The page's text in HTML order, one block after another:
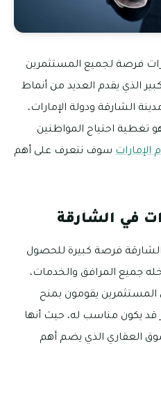
فرصة لجميع المستثمرين
الذي يقدم العديد من أنماط
الشارقة ودولة الإمارات،
احتياج المواطنين
الإمارات سوف نتعرف على أهم
في الشارقة
فرصة كبيرة للحصول
جميع المرافق والخدمات،
المستثمرين يقومون بمنح
قد يكون مناسب له، حيث أنها
العقاري الذي يضم أهم